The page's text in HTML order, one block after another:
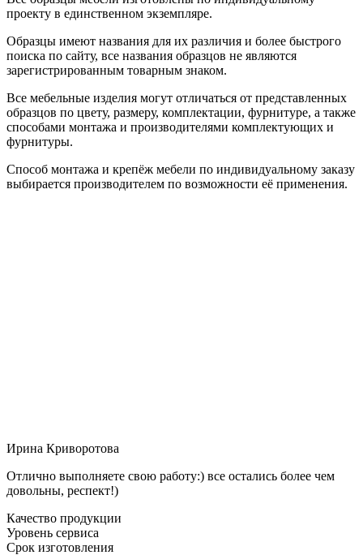
проекту в единственном экземпляре.
Образцы имеют названия для их различия и более быстрого
поиска по сайту, все названия образцов не являются
зарегистрированным товарным знаком.
Все мебельные изделия могут отличаться от представленных
образцов по цвету, размеру, комплектации, фурнитуре, а также
способами монтажа и производителями комплектующих и
фурнитуры.
Способ монтажа и крепёж мебели по индивидуальному заказу
выбирается производителем по возможности её применения.
Ирина Криворотова
Отлично выполняете свою работу:) все остались более чем
довольны, респект!)
Качество продукции
Уровень сервиса
Срок изготовления